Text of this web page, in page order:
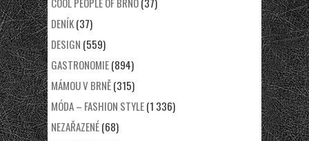
DENÍK(37)
DESIGN (559)
GASTRONOMIE(894)
MÁMOU V BRNĚ(315)
MÓDA – FASHION STYLE(1 336)
NEZAŘAZENÉ(68)